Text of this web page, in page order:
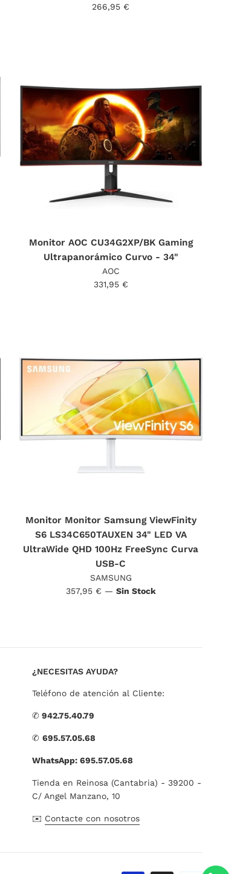
Precio
266,95 €
Monitor AOC CU34G2XP/BK Gaming
Ultrapanorámico Curvo - 34"
AOC
Precio
331,95 €
Monitor Monitor Samsung ViewFinity
S6 LS34C650TAUXEN 34" LED VA
UltraWide QHD 100Hz FreeSync Curva
USB-C
SAMSUNG
Precio
357,95 € — Sin Stock
¿NECESITAS AYUDA?
Teléfono de atención al Cliente:
✆ 942.75.40.79
✆ 695.57.05.68
WhatsApp: 695.57.05.68
Tienda en Reinosa (Cantabria) - 39200 -
C/ Angel Manzano, 10
✉️ Contacte con nosotros